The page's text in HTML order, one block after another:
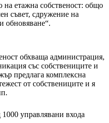
на етажна собственост: общо
съвет, сдружение на
обновяване“.
обхваща администрация,
със собствениците и
предлага комплексна
от собствениците и я
управлявани входа